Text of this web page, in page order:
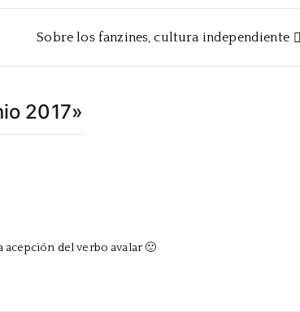
Sobre los fanzines, cultura independiente
2017»
acepción del verbo avalar 🙂